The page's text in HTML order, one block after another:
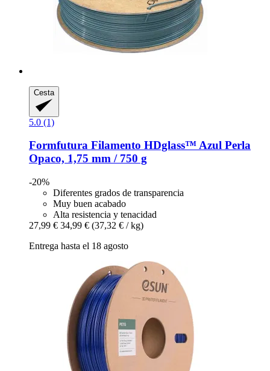
Cesta
5.0 (1)
Formfutura Filamento HDglass™ Azul Perla
Opaco, 1,75 mm / 750 g
-20%
Diferentes grados de transparencia
Muy buen acabado
Alta resistencia y tenacidad
27,99 € 34,99 € (37,32 € / kg)
Entrega hasta el 18 agosto